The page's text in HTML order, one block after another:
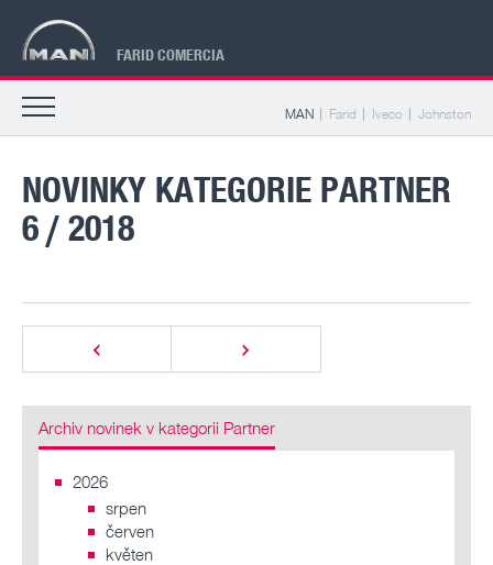
FARID COMERCIA
MAN Farid Iveco Johnston
NOVINKY KATEGORIE PARTNER
6 / 2018
Archiv novinek v kategorii Partner
2026
srpen
červen
květen